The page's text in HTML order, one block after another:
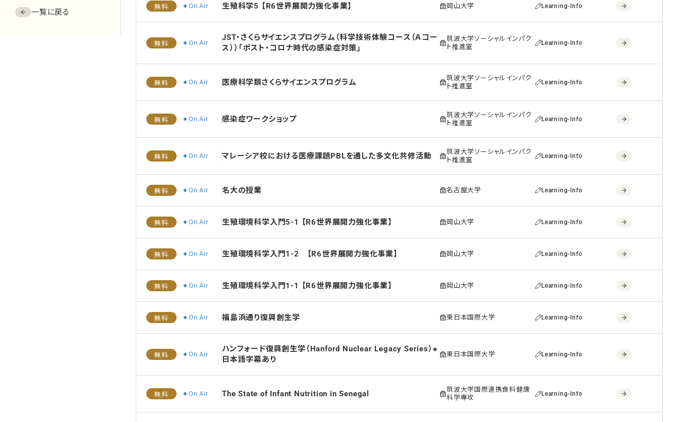
一覧に戻る
無料 On Air 生殖科学5 【R6世界展開力強化事業】 岡山大学 Learning-Info
無料 On Air
JST・さくらサイエンスプログラム（科学技術体験コース（Ａコー
ス））「ポスト・コロナ時代の感染症対策」
筑波大学ソーシャルインパク
ト推進室
Learning-Info
無料 On Air 医療科学類さくらサイエンスプログラム
筑波大学ソーシャルインパク
ト推進室
Learning-Info
無料 On Air 感染症ワークショップ
筑波大学ソーシャルインパク
ト推進室
Learning-Info
無料 On Air マレーシア校における医療課題PBLを通した多文化共修活動
筑波大学ソーシャルインパク
ト推進室
Learning-Info
無料 On Air 名大の授業 名古屋大学 Learning-Info
無料 On Air 生殖環境科学入門5-1 【R6世界展開力強化事業】 岡山大学 Learning-Info
無料 On Air 生殖環境科学入門1-2 【R6世界展開力強化事業】 岡山大学 Learning-Info
無料 On Air 生殖環境科学入門1-1 【R6世界展開力強化事業】 岡山大学 Learning-Info
無料 On Air 福島浜通り復興創生学 東日本国際大学 Learning-Info
無料 On Air
ハンフォード復興創生学（Hanford Nuclear Legacy Series）※
日本語字幕あり
東日本国際大学 Learning-Info
無料 On Air The State of Infant Nutrition in Senegal
筑波大学国際連携食料健康
科学專攻
Learning-Info